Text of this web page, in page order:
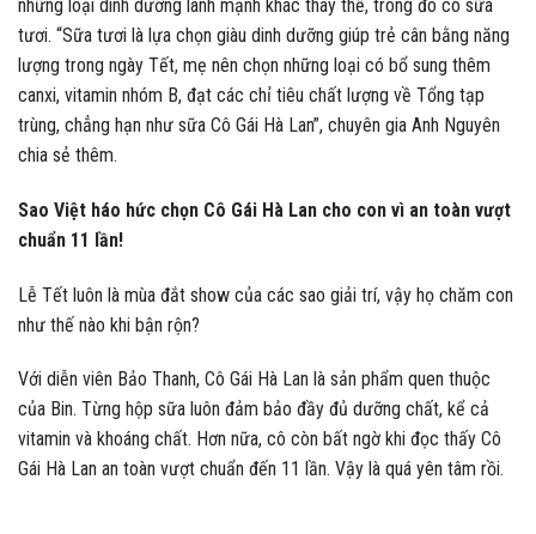
những loại dinh dưỡng lành mạnh khác thay thế, trong đó có sữa
tươi. “Sữa tươi là lựa chọn giàu dinh dưỡng giúp trẻ cân bằng năng
lượng trong ngày Tết, mẹ nên chọn những loại có bổ sung thêm
canxi, vitamin nhóm B, đạt các chỉ tiêu chất lượng về Tổng tạp
trùng, chẳng hạn như sữa Cô Gái Hà Lan”, chuyên gia Anh Nguyên
chia sẻ thêm.
Sao Việt háo hức chọn Cô Gái Hà Lan cho con vì an toàn vượt
chuẩn 11 lần!
Lễ Tết luôn là mùa đắt show của các sao giải trí, vậy họ chăm con
như thế nào khi bận rộn?
Với diễn viên Bảo Thanh, Cô Gái Hà Lan là sản phẩm quen thuộc
của Bin. Từng hộp sữa luôn đảm bảo đầy đủ dưỡng chất, kể cả
vitamin và khoáng chất. Hơn nữa, cô còn bất ngờ khi đọc thấy Cô
Gái Hà Lan an toàn vượt chuẩn đến 11 lần. Vậy là quá yên tâm rồi.